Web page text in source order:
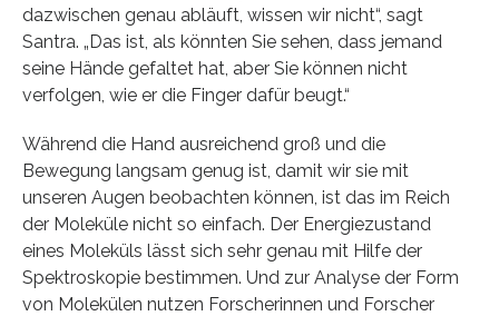
dazwischen genau abläuft, wissen wir nicht“, sagt
Santra. „Das ist, als könnten Sie sehen, dass jemand
seine Hände gefaltet hat, aber Sie können nicht
verfolgen, wie er die Finger dafür beugt.“
Während die Hand ausreichend groß und die
Bewegung langsam genug ist, damit wir sie mit
unseren Augen beobachten können, ist das im Reich
der Moleküle nicht so einfach. Der Energiezustand
eines Moleküls lässt sich sehr genau mit Hilfe der
Spektroskopie bestimmen. Und zur Analyse der Form
von Molekülen nutzen Forscherinnen und Forscher